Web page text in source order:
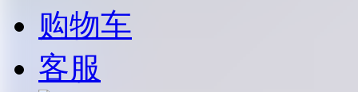
购物车
客服